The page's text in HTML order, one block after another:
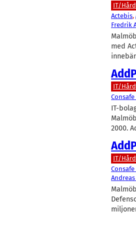
IT/
Actebis,
Fredrik
med
IT/
IT-
2000.
IT/